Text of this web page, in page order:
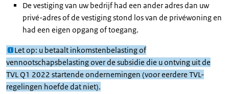
De vestiging van uw bedrijf had een ander adres dan uw
privé-adres of de vestiging stond los van de privéwoning en
had een eigen opgang of toegang.
Let op: u betaalt inkomstenbelasting of
vennootschapsbelasting over de subsidie die u ontving uit de
TVL Q1 2022 startende ondernemingen (voor eerdere TVL-
regelingen hoefde dat niet).